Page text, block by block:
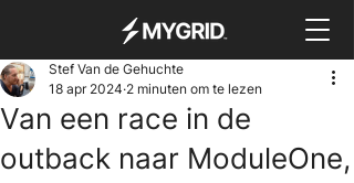
Van een race in de
outback naar ModuleOne,
Stef Van de Gehuchte
18 apr 2024 2 minuten om te lezen